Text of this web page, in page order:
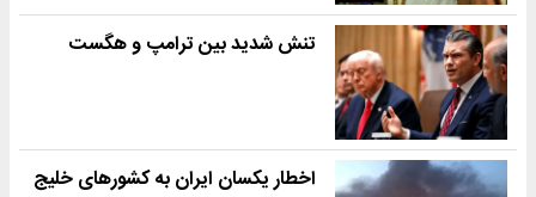
تنش شدید بین ترامپ و هگست
اخطار یکسان ایران به کشورهای خلیج